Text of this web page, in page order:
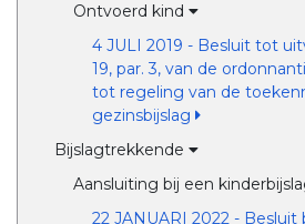
Ontvoerd kind
4 JULI 2019 - Besluit tot
19, par. 3, van de
tot regeling van de
gezinsbijslag
Bijslagtrekkende
Aansluiting bij een
22 JANUARI 2022 -